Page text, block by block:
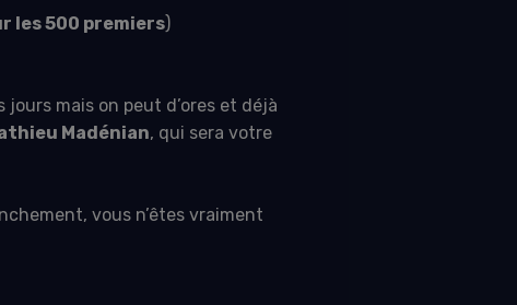
les 500 premiers)
mais on peut d’ores et déjà
Madénian, qui sera votre
vous n’êtes vraiment